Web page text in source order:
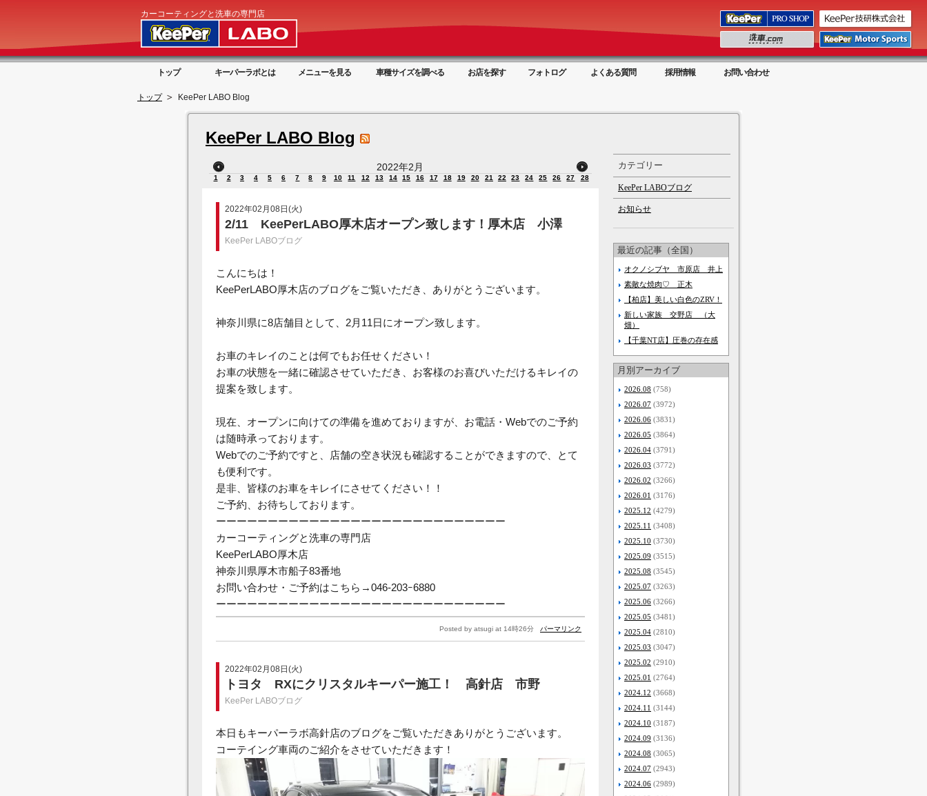
カーコーティングと洗車の専門店
トップ キーパーラボとは メニューを見る 車種サイズを調べる お店を探す フォトログ よくある質問 採用情報 お問い合わせ
トップ KeePer LABO Blog
KeePer LABO Blog
2022年2月
1 2 3 4 5 6 7 8 9 10 11 12 13 14 15 16 17 18 19 20 21 22 23 24 25 26 27 28
2022年02月08日(火)
2/11 KeePerLABO厚木店オープン致します！厚木店 小澤
KeePer LABOブログ
こんにちは！
KeePerLABO厚木店のブログをご覧いただき、ありがとうございます。
神奈川県に8店舗目として、2月11日にオープン致します。
お車のキレイのことは何でもお任せください！
お車の状態を一緒に確認させていただき、お客様のお喜びいただけるキレイの
提案を致します。
現在、オープンに向けての準備を進めておりますが、お電話・Webでのご予約
は随時承っております。
Webでのご予約ですと、店舗の空き状況も確認することができますので、とて
も便利です。
是非、皆様のお車をキレイにさせてください！！
ご予約、お待ちしております。
ーーーーーーーーーーーーーーーーーーーーーーーーーーーー
カーコーティングと洗車の専門店
KeePerLABO厚木店
神奈川県厚木市船子83番地
お問い合わせ・ご予約はこちら→046-203ｰ6880
ーーーーーーーーーーーーーーーーーーーーーーーーーーーー
Posted by atsugi at 14時26分 パーマリンク
2022年02月08日(火)
トヨタ RXにクリスタルキーパー施工！ 高針店 市野
KeePer LABOブログ
本日もキーパーラボ高針店のブログをご覧いただきありがとうございます。
コーテイング車両のご紹介をさせていただきます！
カテゴリー
KeePer LABOブログ
お知らせ
最近の記事（全国）
オクノシブヤ 市原店 井上
素敵な焼肉♡ 正木
【柏店】美しい白色のZRV！
新しい家族 交野店 （大
畑）
【千葉NT店】圧巻の存在感
月別アーカイブ
2026.08 (758)
2026.07 (3972)
2026.06 (3831)
2026.05 (3864)
2026.04 (3791)
2026.03 (3772)
2026.02 (3266)
2026.01 (3176)
2025.12 (4279)
2025.11 (3408)
2025.10 (3730)
2025.09 (3515)
2025.08 (3545)
2025.07 (3263)
2025.06 (3266)
2025.05 (3481)
2025.04 (2810)
2025.03 (3047)
2025.02 (2910)
2025.01 (2764)
2024.12 (3668)
2024.11 (3144)
2024.10 (3187)
2024.09 (3136)
2024.08 (3065)
2024.07 (2943)
2024.06 (2989)